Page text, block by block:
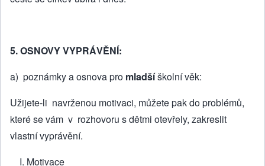
5. OSNOVY VYPRÁVĚNÍ:
a) poznámky a osnova pro mladšíškol­ní věk:
Užijete-li navrženou motivaci, mů­žete pak do problémů,
které se vám v rozhovoru s dětmi otevřely, zakreslit
vlastní vyprávění.
I. Motivace